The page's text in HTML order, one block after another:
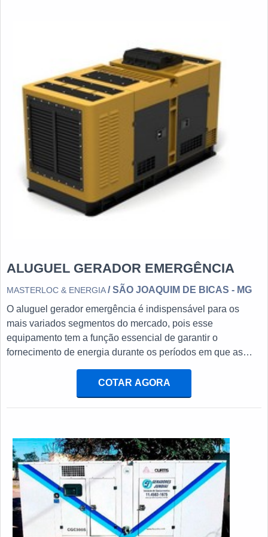
ALUGUEL GERADOR EMERGÊNCIA
MASTERLOC & ENERGIA/ SÃO JOAQUIM DE BICAS - MG
O aluguel gerador emergência é indispensável para os
mais variados segmentos do mercado, pois esse
equipamento tem a função essencial de garantir o
fornecimento de energia durante os períodos em que as
repentinas.AS PRINCIPAIS ESPECIFICAÇÕES
TÉCNICAS DO EQUIPAMENTO O funcionamento do
gerador se dá a partir da transformação de energia
alimentação variada, embora o modelo mais comum atue
por combustão. Em razão disso, é importante que o
dispositivo gerador possua um reservatório para
armazenamento do combustível. Este compartimento, por
sua vez, pode ter variadas capacidades, o que é definido
com base no modelo de gerador escolhido. Dessa forma,
uma empresa especializada em aluguel gerador
COTAR AGORA